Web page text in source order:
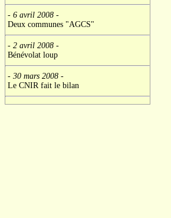
- 6 avril 2008-
Deux communes "AGCS"
- 2 avril 2008-
Bénévolat loup
- 30 mars 2008-
Le CNIR fait le bilan